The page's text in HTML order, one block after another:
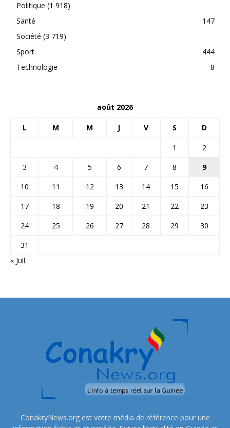
Politique (1 918)
Santé
147
Société (3 719)
Sport
444
Technologie
8
août 2026
L M M J V S D
1
2
3
4 5 6 7 8
9
10
11 12 13 14 15
16
17
18 19 20 21 22
23
24
25 26 27 28 29
30
31
« Juil
ConakryNews.org est votre média de référence pour une